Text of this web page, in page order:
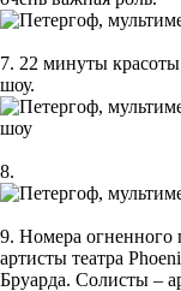
7. 22 минуты
шоу.
8.
9. Номера огненного
артисты театра
Бруарда. Солисты –